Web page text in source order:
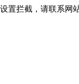
置拦截，请联系网